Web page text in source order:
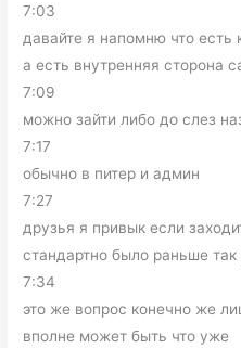
7:03
давайте я напомню что есть
а есть внутренняя сторона
7:09
можно зайти либо до слез
7:17
обычно в питер и админ
7:27
друзья я привык если
стандартно было раньше
7:34
это же вопрос конечно же
вполне может быть что уже